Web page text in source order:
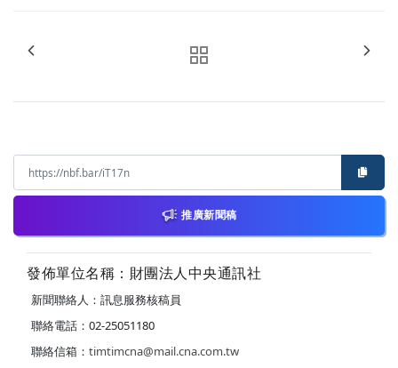
推廣新聞稿
發佈單位名稱：財團法人中央通訊社
新聞聯絡人：訊息服務核稿員
聯絡電話：02-25051180
聯絡信箱： timtimcna@mail.cna.com.tw